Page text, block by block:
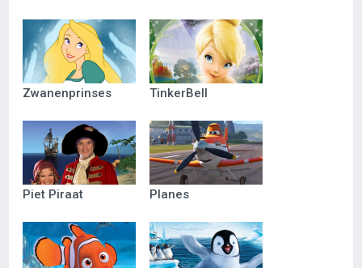
Zwanenprinses TinkerBell
Piet Piraat Planes